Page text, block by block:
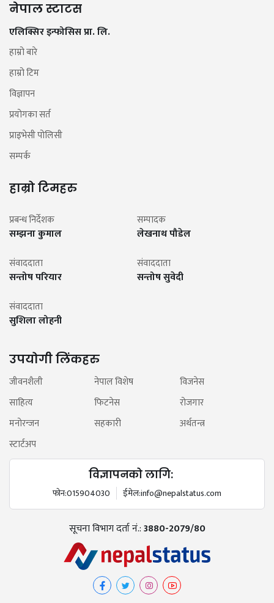
नेपाल स्टाटस
एलिक्सिर इन्फोसिस प्रा. लि.
हाम्रो बारे
हाम्रो टिम
विज्ञापन
प्रयोगका सर्त
प्राइभेसी पोलिसी
सम्पर्क
हाम्रो टिमहरु
प्रबन्ध निर्देशक
सम्झना कुमाल
सम्पादक
लेखनाथ पौडेल
संवाददाता
सन्तोष परियार
संवाददाता
सन्तोष सुवेदी
संवाददाता
सुशिला लोहनी
उपयोगी लिंकहरु
जीवनशैली नेपाल विशेष
विजनेस
साहित्य
फिटनेस
रोजगार
मनोरन्जन
सहकारी
अर्थतन्त्र
स्टार्टअप
विज्ञापनको लागि:
फोन:015904030 ईमेल:info@nepalstatus.com
सूचना विभाग दर्ता नं.:3880-2079/80